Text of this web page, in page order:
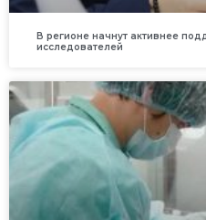
В регионе начнут активнее
исследователей